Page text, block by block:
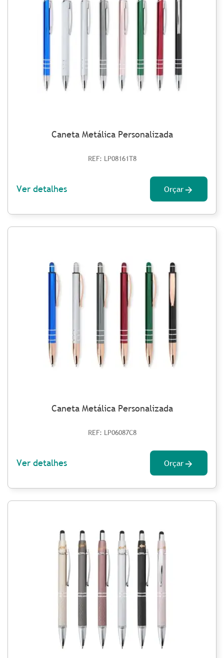
Caneta Metálica Personalizada
REF: LP08161T8
Ver detalhes Orçar
Caneta Metálica Personalizada
REF: LP06087C8
Ver detalhes Orçar